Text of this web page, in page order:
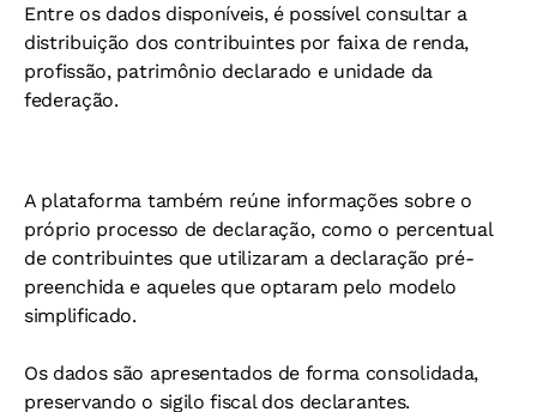
Entre os dados disponíveis, é possível consultar a
distribuição dos contribuintes por faixa de renda,
profissão, patrimônio declarado e unidade da
federação.
A plataforma também reúne informações sobre o
próprio processo de declaração, como o percentual
de contribuintes que utilizaram a declaração pré-
preenchida e aqueles que optaram pelo modelo
simplificado.
Os dados são apresentados de forma consolidada,
preservando o sigilo fiscal dos declarantes.